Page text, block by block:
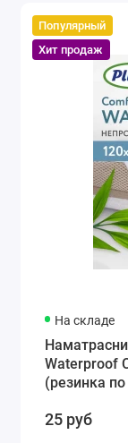
Популярный
Хит продаж
На складе
Waterproof
(резинка
25 руб